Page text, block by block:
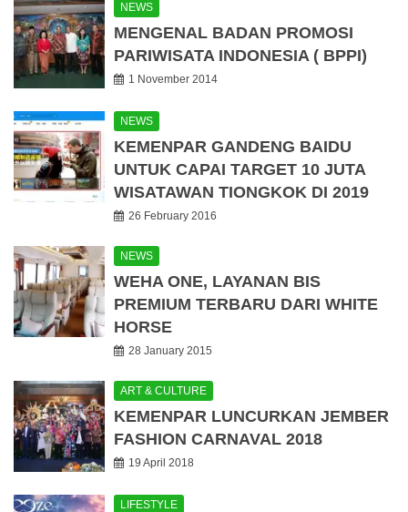
NEWS
MENGENAL BADAN PROMOSI
PARIWISATA INDONESIA ( BPPI)
1 November 2014
NEWS
KEMENPAR GANDENG BAIDU
UNTUK CAPAI TARGET 10 JUTA
WISATAWAN TIONGKOK DI 2019
26 February 2016
NEWS
WEHA ONE, LAYANAN BIS
PREMIUM TERBARU DARI WHITE
HORSE
28 January 2015
ART & CULTURE
KEMENPAR LUNCURKAN JEMBER
FASHION CARNAVAL 2018
19 April 2018
LIFESTYLE